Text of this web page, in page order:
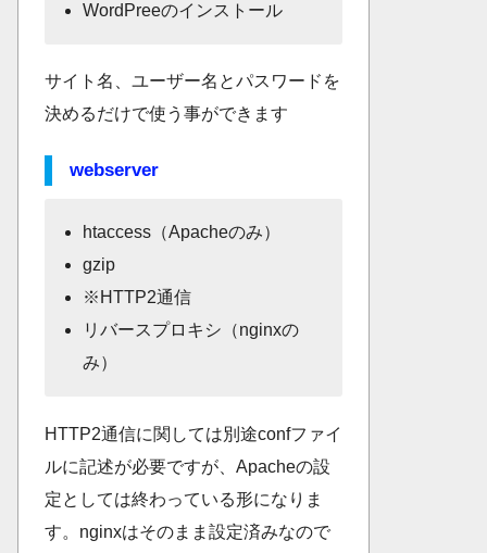
WordPreeのインストール
サイト名、ユーザー名とパスワードを
決めるだけで使う事ができます
webserver
htaccess（Apacheのみ）
gzip
※HTTP2通信
リバースプロキシ（nginxの
み）
HTTP2通信に関しては別途confファイ
ルに記述が必要ですが、Apacheの設
定としては終わっている形になりま
す。nginxはそのまま設定済みなので